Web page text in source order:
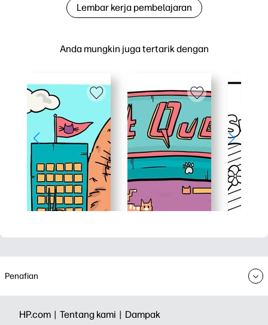
Anda mungkin juga tertarik dengan
Lembar kerja pembelajaran
Penafian
HP.com | Tentang kami | Dampak